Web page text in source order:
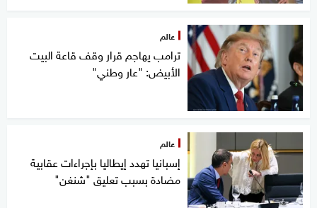
عالم
ترامب يهاجم قرار وقف قاعة البيت
الأبيض: "عار وطني"
عالم
إسبانيا تهدد إيطاليا بإجراءات عقابية
مضادة بسبب تعليق "شنغن"